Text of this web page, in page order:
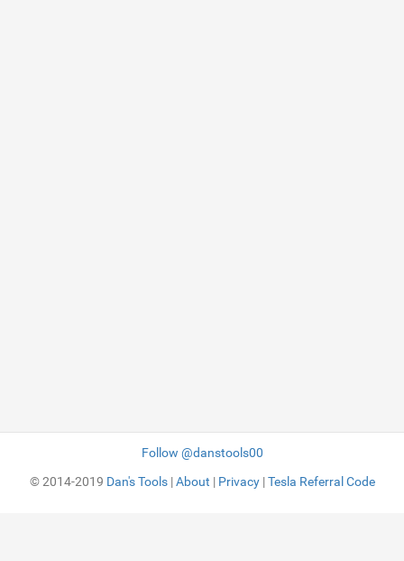
Follow @danstools00
© 2014-2019 Dan's Tools|About | Privacy|Tesla Referral Code